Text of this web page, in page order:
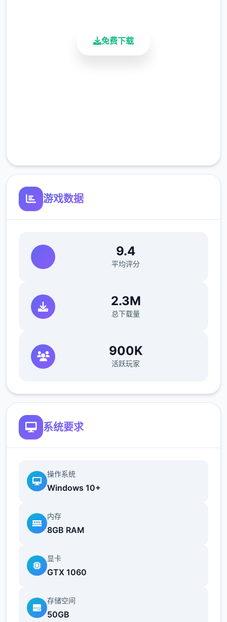
免费下载
游戏数据
9.4
平均评分
2.3M
总下载量
900K
活跃玩家
系统要求
操作系统
Windows 10+
内存
8GB RAM
显卡
GTX 1060
存储空间
50GB